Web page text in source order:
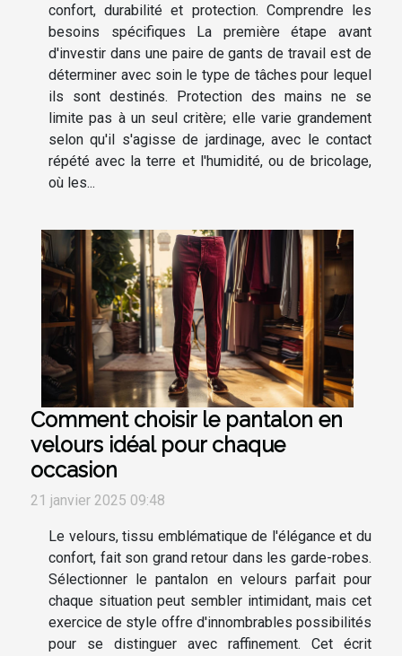
confort, durabilité et protection. Comprendre les
besoins spécifiques La première étape avant
d'investir dans une paire de gants de travail est de
déterminer avec soin le type de tâches pour lequel
ils sont destinés. Protection des mains ne se
limite pas à un seul critère; elle varie grandement
selon qu'il s'agisse de jardinage, avec le contact
répété avec la terre et l'humidité, ou de bricolage,
où les...
Comment choisir le pantalon en
velours idéal pour chaque
occasion
21 janvier 2025 09:48
Le velours, tissu emblématique de l'élégance et du
confort, fait son grand retour dans les garde-robes.
Sélectionner le pantalon en velours parfait pour
chaque situation peut sembler intimidant, mais cet
exercice de style offre d'innombrables possibilités
pour se distinguer avec raffinement. Cet écrit